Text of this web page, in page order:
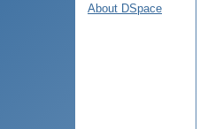
About DSpace